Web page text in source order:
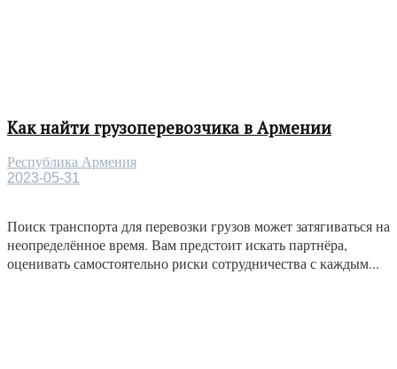
Как найти грузоперевозчика в Армении
Республика Армения
2023-05-31
Поиск транспорта для перевозки грузов может затягиваться на
неопределённое время. Вам предстоит искать партнёра,
оценивать самостоятельно риски сотрудничества с каждым...